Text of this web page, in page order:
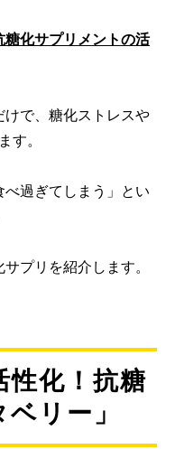
糖化サプリメントの活
で、糖化ストレスや
す。
べ過ぎてしまう」とい
プリを紹介します。
性化！抗糖
リー」